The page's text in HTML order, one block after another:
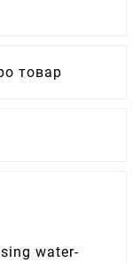
товар
water-